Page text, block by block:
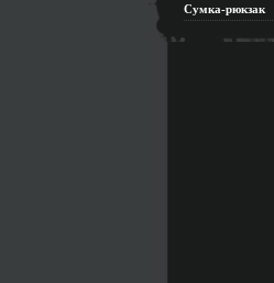
Сумка-рюкзак